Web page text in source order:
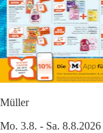
Müller
Mo. 3.8. - Sa. 8.8.2026